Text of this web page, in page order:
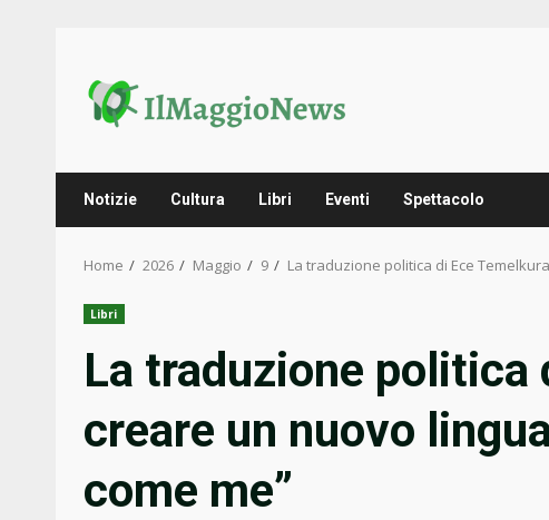
content
Notizie Cultura Libri Eventi Spettacolo
Home 2026 Maggio 9 La traduzione politica di Ece
Libri
La traduzione politica
creare un nuovo
come me”